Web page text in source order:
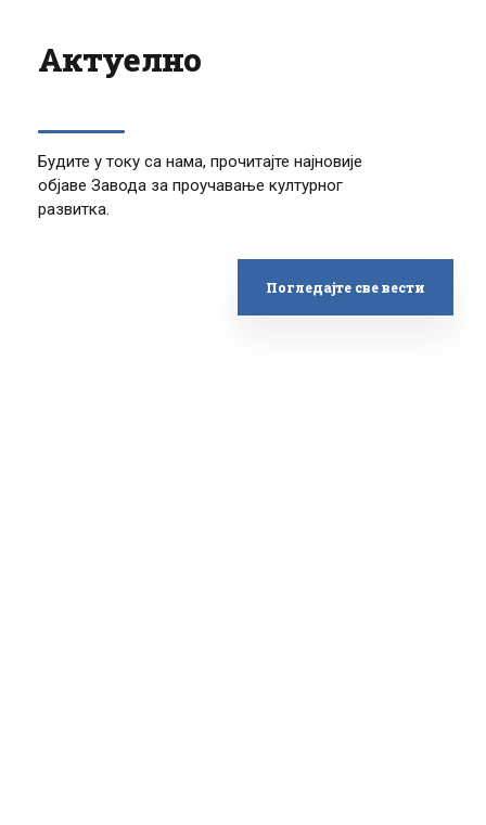
Актуелно
Будите у току са нама, прочитајте најновије
објаве Завода за проучавање културног
развитка.
Погледајте све вести